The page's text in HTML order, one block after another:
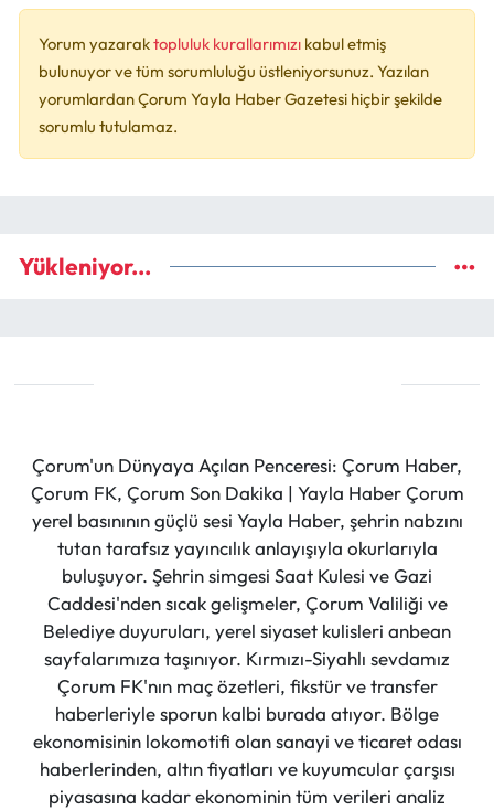
Yorum yazaraktopluluk kurallarımızı kabul etmiş
bulunuyor ve tüm sorumluluğu üstleniyorsunuz. Yazılan
yorumlardan Çorum Yayla Haber Gazetesi hiçbir şekilde
sorumlu tutulamaz.
Yükleniyor...
Çorum'un Dünyaya Açılan Penceresi: Çorum Haber,
Çorum FK, Çorum Son Dakika | Yayla Haber Çorum
yerel basınının güçlü sesi Yayla Haber, şehrin nabzını
tutan tarafsız yayıncılık anlayışıyla okurlarıyla
buluşuyor. Şehrin simgesi Saat Kulesi ve Gazi
Caddesi'nden sıcak gelişmeler, Çorum Valiliği ve
Belediye duyuruları, yerel siyaset kulisleri anbean
sayfalarımıza taşınıyor. Kırmızı-Siyahlı sevdamız
Çorum FK'nın maç özetleri, fikstür ve transfer
haberleriyle sporun kalbi burada atıyor. Bölge
ekonomisinin lokomotifi olan sanayi ve ticaret odası
haberlerinden, altın fiyatları ve kuyumcular çarşısı
piyasasına kadar ekonominin tüm verileri analiz